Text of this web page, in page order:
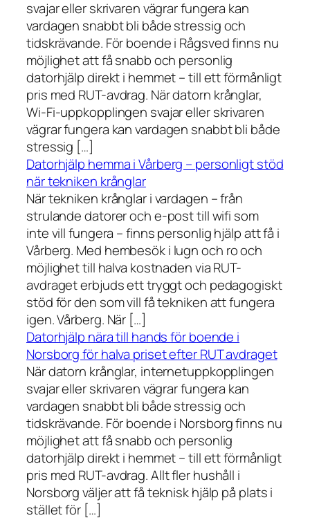
svajar eller skrivaren vägrar fungera kan
vardagen snabbt bli både stressig och
tidskrävande. För boende i Rågsved finns nu
möjlighet att få snabb och personlig
datorhjälp direkt i hemmet – till ett förmånligt
pris med RUT-avdrag. När datorn krånglar,
Wi-Fi-uppkopplingen svajar eller skrivaren
vägrar fungera kan vardagen snabbt bli både
stressig […]
Datorhjälp hemma i Vårberg – personligt stöd
när tekniken krånglar
När tekniken krånglar i vardagen – från
strulande datorer och e-post till wifi som
inte vill fungera – finns personlig hjälp att få i
Vårberg. Med hembesök i lugn och ro och
möjlighet till halva kostnaden via RUT-
avdraget erbjuds ett tryggt och pedagogiskt
stöd för den som vill få tekniken att fungera
igen. Vårberg. När […]
Datorhjälp nära till hands för boende i
Norsborg för halva priset efter RUT avdraget
När datorn krånglar, internetuppkopplingen
svajar eller skrivaren vägrar fungera kan
vardagen snabbt bli både stressig och
tidskrävande. För boende i Norsborg finns nu
möjlighet att få snabb och personlig
datorhjälp direkt i hemmet – till ett förmånligt
pris med RUT-avdrag. Allt fler hushåll i
Norsborg väljer att få teknisk hjälp på plats i
stället för […]